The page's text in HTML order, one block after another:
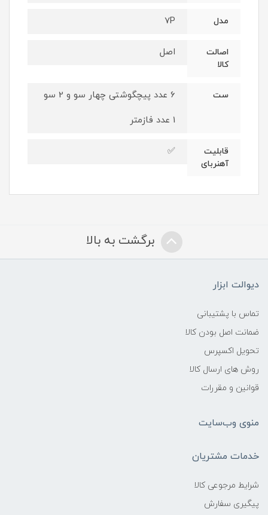
مدل 7P
اصالت
کالا
اصل
ست
6 عدد پیچگوشتی چهار سو و 2 سو
1 عدد فازمتر
قابلیت
آهنربای
✅
برگشت به بالا
دیوالت ابزار
تماس با پشتیبانی
ضمانت اصل بودن کالا
تحویل اکسپرس
روش های ارسال کالا
قوانین و مقررات
منوی وب‌سایت
خدمات مشتریان
شرایط مرجوعی کالا
پیگیری سفارش